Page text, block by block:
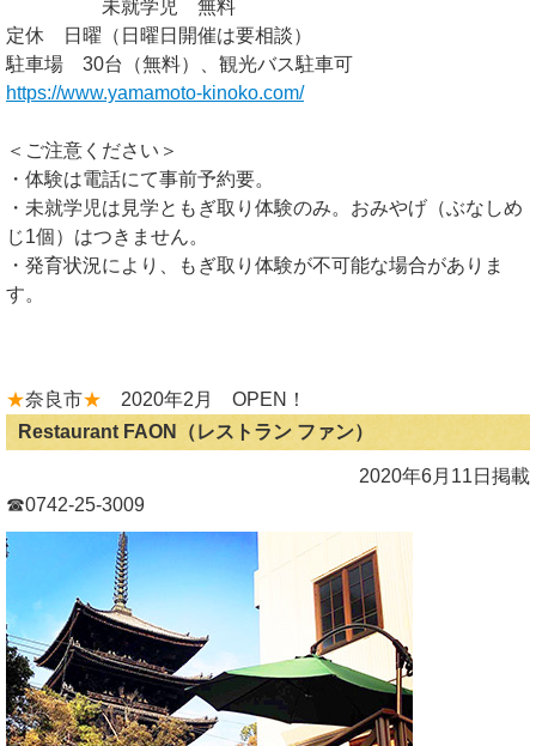
未就学児 無料
定休 日曜（日曜日開催は要相談）
駐車場 30台（無料）、観光バス駐車可
https://www.yamamoto-kinoko.com/
＜ご注意ください＞
・体験は電話にて事前予約要。
・未就学児は見学ともぎ取り体験のみ。おみやげ（ぶなしめ
じ1個）はつきません。
・発育状況により、もぎ取り体験が不可能な場合がありま
す。
★奈良市★ 2020年2月 OPEN！
Restaurant FAON（レストラン ファン）
2020年6月11日掲載
☎0742-25-3009